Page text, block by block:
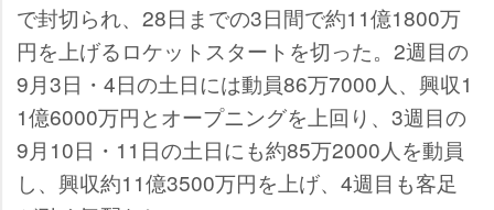
で封切られ、28日までの3日間で約11億1800万
円を上げるロケットスタートを切った。2週目の
9月3日・4日の土日には動員86万7000人、興収1
1億6000万円とオープニングを上回り、3週目の
9月10日・11日の土日にも約85万2000人を動員
し、興収約11億3500万円を上げ、4週目も客足